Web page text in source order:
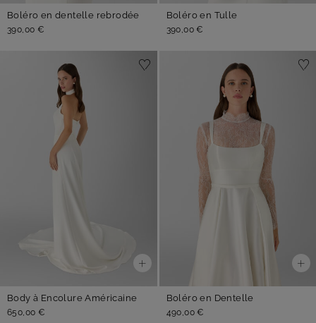
Boléro en dentelle rebrodée
390,00 €
Boléro en Tulle
390,00 €
Body à Encolure Américaine
650,00 €
Boléro en Dentelle
490,00 €